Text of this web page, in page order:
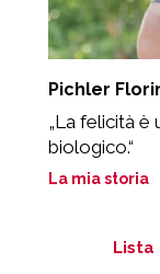
Pichler
„La felicità è
biologico.“
La mia storia
Lista